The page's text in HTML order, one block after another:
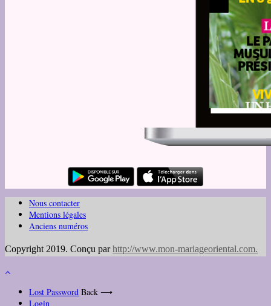
Nous contacter
Mentions légales
Anciens numéros
Copyright 2019. Conçu parhttp://www.mon-mariageoriental.com.
Lost Password Back ⟶
Login